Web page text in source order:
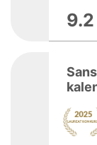
9.2